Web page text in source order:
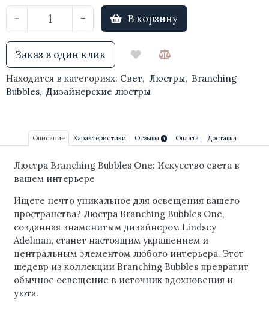
− + В корзину
Заказ в один клик
Находится в категориях: Свет, Люстры, Branching
Bubbles, Дизайнерские люстры
Описание Характеристики Отзывы 1 Оплата Доставка
Люстра Branching Bubbles One: Искусство света в
вашем интерьере
Ищете нечто уникальное для освещения вашего
пространства? Люстра Branching Bubbles One,
созданная знаменитым дизайнером Lindsey
Adelman, станет настоящим украшением и
центральным элементом любого интерьера. Этот
шедевр из коллекции Branching Bubbles превратит
обычное освещение в источник вдохновения и
уюта.